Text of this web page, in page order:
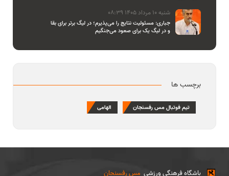
شنبه 10 مرداد 1405 08:39
جباری: مسئولیت نتایج را می‌پذیرم؛ در لیگ برتر برای بقا
و در لیگ یک برای صعود می‌جنگیم
برچسب ها
تیم فوتبال مس رفسنجان الهامی
مس رفسنجان باشگاه فرهنگی ورزشی